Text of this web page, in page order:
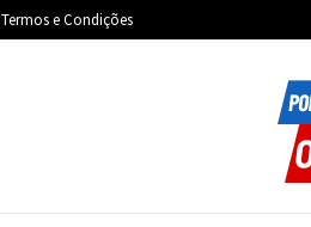
Termos e Condições